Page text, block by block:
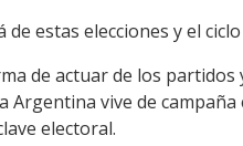
estas elecciones y el
de actuar de los partidos
Argentina vive de
electoral.